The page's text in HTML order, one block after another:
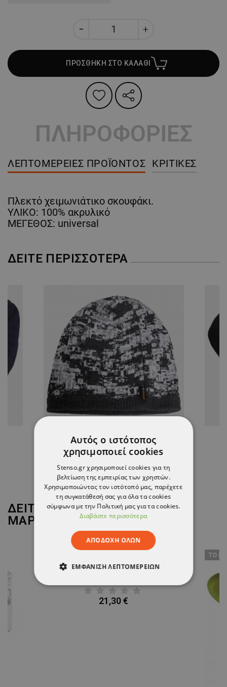
ΠΡΟΣΘΗΚΗ ΣΤΟ ΚΑΛΑΘΙ
ΠΛΗΡΟΦΟΡΙΕΣ
ΛΕΠΤΟΜΈΡΕΙΕΣ ΠΡΟΪΌΝΤΟΣ ΚΡΙΤΙΚΈΣ
Πλεκτό χειμωνιάτικο σκουφάκι.
ΥΛΙΚΟ: 100% ακρυλικό
ΜΕΓΕΘΟΣ: universal
ΔΕΊΤΕ ΠΕΡΙΣΣΌΤΕΡΑ
Σκούφος PIKES
5,21 €
ΔΕΙΤΕ ΠΕΡΙΣΣΟΤΕΡΑ ΑΠΟ ΤΗ
ΜΑΡΚΑ
STENSO
21,30 €
ТΟ
Αυτός ο ιστότοπος
χρησιμοποιεί cookies
Stenso.gr χρησιμοποιεί cookies για τη
βελτίωση της εμπειρίας των χρηστών.
Χρησιμοποιώντας τον ιστότοπό μας, παρέχετε
τη συγκατάθεσή σας για όλα τα cookies
σύμφωνα με την Πολιτική μας για τα cookies.
Διαβάστε περισσότερα
ΑΠΟΔΟΧΉ ΌΛΩΝ
ΕΜΦΆΝΙΣΗ ΛΕΠΤΟΜΕΡΕΙΏΝ
ΑΠΟΛΎΤΩΣ ΑΠΑΡΑΊΤΗΤΑ